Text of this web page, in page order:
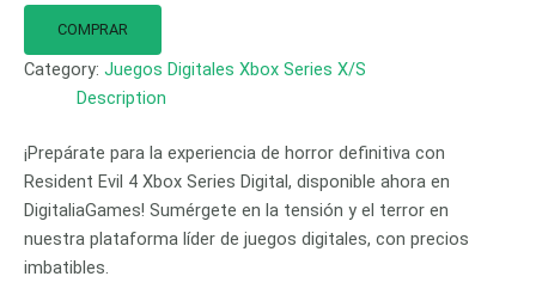
COMPRAR
Category: Juegos Digitales Xbox Series X/S
Description
¡Prepárate para la experiencia de horror definitiva con
Resident Evil 4 Xbox Series Digital, disponible ahora en
DigitaliaGames! Sumérgete en la tensión y el terror en
nuestra plataforma líder de juegos digitales, con precios
imbatibles.